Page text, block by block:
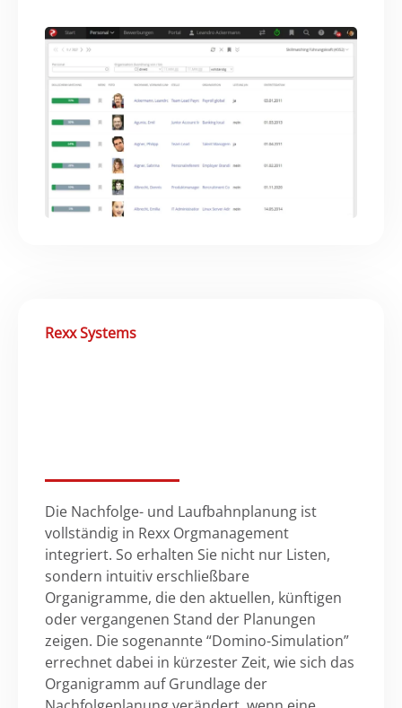
Rexx Systems
Die Nachfolge- und Laufbahnplanung ist
vollständig in Rexx Orgmanagement
integriert. So erhalten Sie nicht nur Listen,
sondern intuitiv erschließbare
Organigramme, die den aktuellen, künftigen
oder vergangenen Stand der Planungen
zeigen. Die sogenannte “Domino-Simulation”
errechnet dabei in kürzester Zeit, wie sich das
Organigramm auf Grundlage der